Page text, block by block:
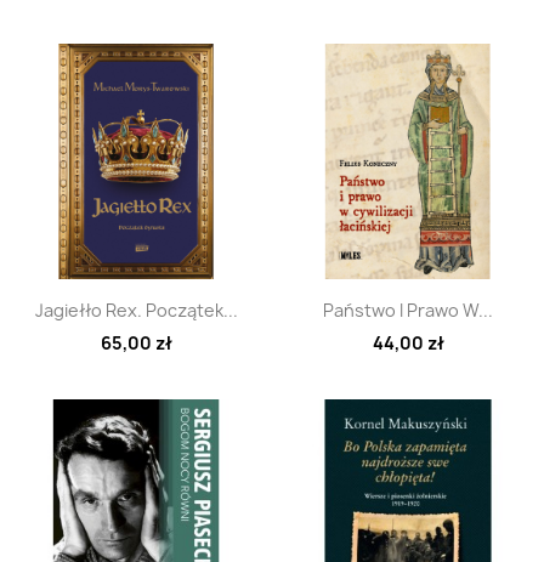
Szybki podgląd
Jagiełło Rex. Początek...
65,00 zł
Szybki podgląd
Państwo I Prawo W...
44,00 zł